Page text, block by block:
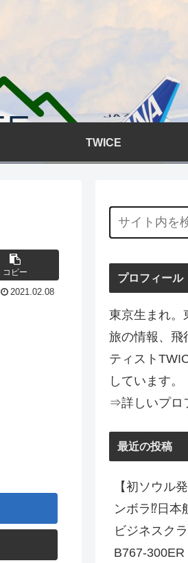
TWICE
コピー
2021.02.08
プロフィール
東京生まれ。
旅の情報、飛
ティスト
しています。
⇒詳しいプロ
最近の投稿
【初ソウル
ンボラ⁉日本
ビジネスク
B767-300ER